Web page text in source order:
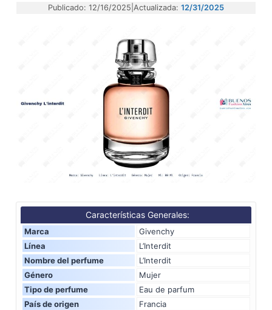
Publicado: 12/16/2025 Actualizada: 12/31/2025
Características Generales:
Marca
Givenchy
Línea
L’Interdit
Nombre del perfume
L’Interdit
Género
Mujer
Tipo de perfume
Eau de parfum
País de origen
Francia